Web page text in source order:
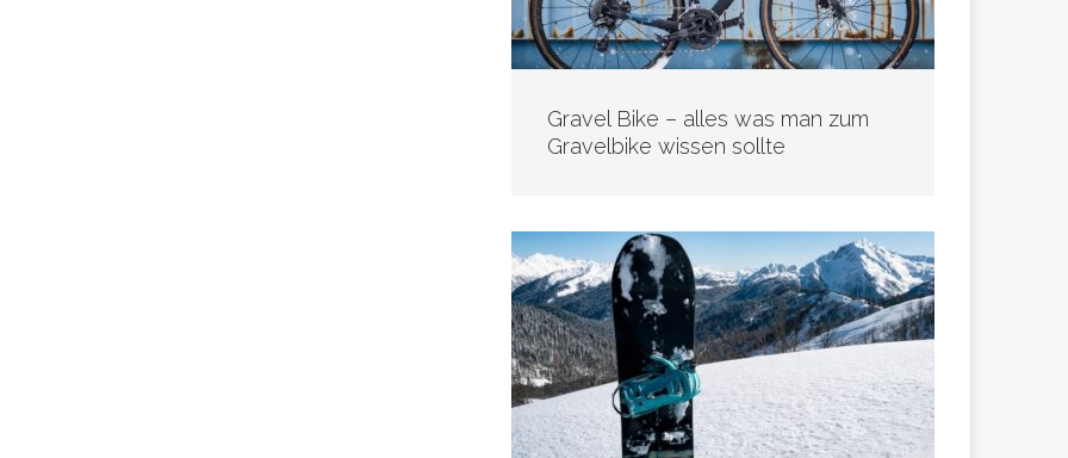
Gravel Bike – alles was man zum
Gravelbike wissen sollte